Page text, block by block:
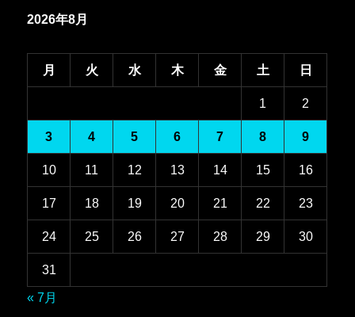
2026年8月
月 火 水 木 金 土 日
1 2
3 4 5 6 7 8 9
10 11 12 13 14 15 16
17 18 19 20 21 22 23
24 25 26 27 28 29 30
31
« 7月